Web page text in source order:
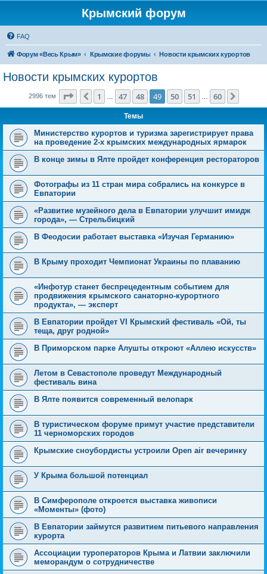
Крымский форум
FAQ
Форум «Весь Крым» Крымские форумы Новости крымских курортов
Новости крымских курортов
2996 тем Страница 49из 60
Пред.
1 47 48 49 50 51 60
Темы
Министерство курортов и туризма зарегистрирует права
на проведение 2-х крымских международных ярмарок
В конце зимы в Ялте пройдет конференция рестораторов
Фотографы из 11 стран мира собрались на конкурсе в
Евпатории
«Развитие музейного дела в Евпатории улучшит имидж
города», — Стрельбицкий
В Феодосии работает выставка «Изучая Германию»
В Крыму проходит Чемпионат Украины по плаванию
«Инфотур станет беспрецедентным событием для
продвижения крымского санаторно-курортного
продукта», — эксперт
В Евпатории пройдет VI Крымский фестиваль «Ой, ты
теща, друг родной»
В Приморском парке Алушты откроют «Аллею искусств»
Летом в Севастополе проведут Международный
фестиваль вина
В Ялте появится современный велопарк
В туристическом форуме примут участие представители
11 черноморских городов
Крымские сноубордисты устроили Open air вечеринку
У Крыма большой потенциал
В Симферополе откроется выставка живописи
«Моменты» (фото)
В Евпатории займутся развитием питьевого направления
курорта
Ассоциации туроператоров Крыма и Латвии заключили
меморандум о сотрудничестве